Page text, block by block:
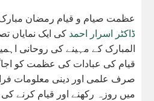
عظمت صیام و قیام رمضان
ڈاکٹر اسرار احمد کی ایک نمایاں
المبارک کے مہینے کی روحانی
قیام کی عبادات کی عظمت کو
صرف علمی اور دینی معلومات
میں روزہ رکھنے اور قیام کرنے